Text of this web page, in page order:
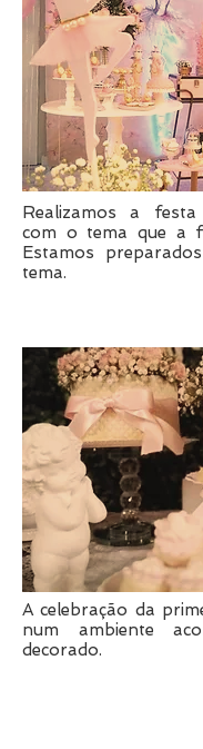
Realizamos a
com o tema que a
Estamos
tema.
A celebração da
num ambiente
decorado.